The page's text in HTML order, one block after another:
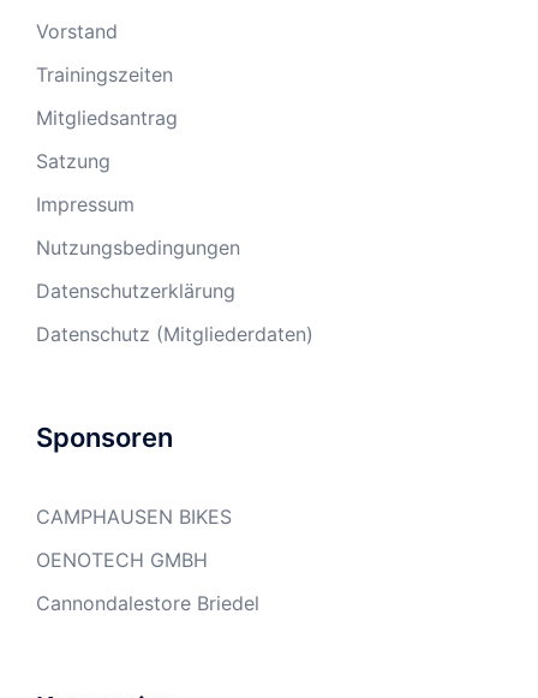
Vorstand
Trainingszeiten
Mitgliedsantrag
Satzung
Impressum
Nutzungsbedingungen
Datenschutzerklärung
Datenschutz (Mitgliederdaten)
Sponsoren
CAMPHAUSEN BIKES
OENOTECH GMBH
Cannondalestore Briedel